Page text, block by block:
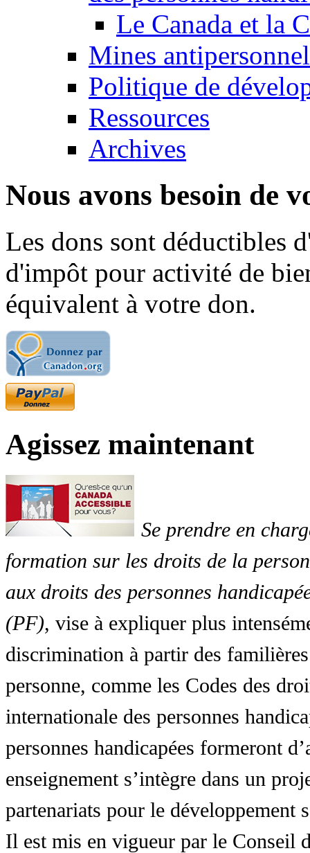
Le Canada et la
Mines antipersonnel
Politique de
Ressources
Archives
Nous avons besoin de
Les dons sont déductibles
d'impôt pour activité de
équivalent à votre don.
Agissez maintenant
Se prendre en
formation sur les droits de la
aux droits des personnes
(PF), vise à expliquer plus
discrimination à partir des
personne, comme les Codes des
internationale des personnes
personnes handicapées formeront
enseignement s’intègre dans un
partenariats pour le développement
Il est mis en vigueur par le Conseil